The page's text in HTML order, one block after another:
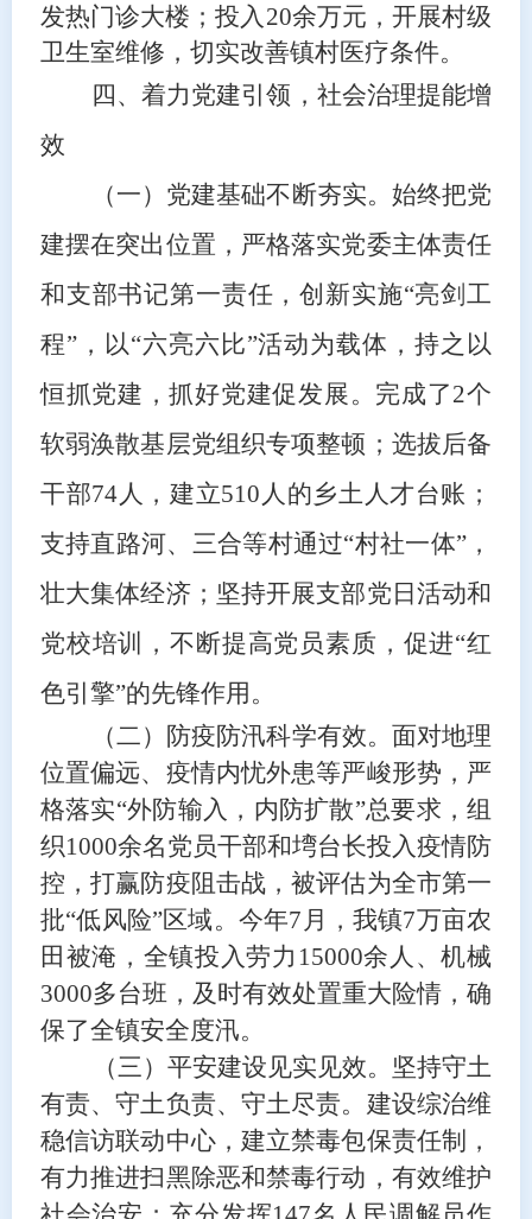
发热门诊大楼；投入20余万元，开展村级
卫生室维修，切实改善镇村医疗条件。
四、着力党建引领，社会治理提能增
效
（一）党建基础不断夯实。 始终把党
建摆在突出位置 ， 严格落实党委主体责任
和支部书记第一责任 ，创新实施“亮剑工
程”， 以“六亮六比”活动为载体 ，持之以
恒抓党建，抓好党建促发展。 完成了2个
软弱涣散基层党组织专项整顿 ； 选拔后备
干部74人 ，建立510人 的乡土人才台账 ；
支持直路河、三合等村通过“村社一体”，
壮大集体经济；坚持开展支部党日活动和
党校培训
，不断提高党员素质， 促进“红
色引擎”的先锋作用 。
（二） 防疫防汛科学有效。 面对地理
位置偏远、疫情内忧外患等严峻形势， 严
格落实“外防输入，内防扩散”总要求，组
织1000余名党员干部和塆台长投入疫情防
控，打赢防疫阻击战，被评估为全市第一
批“低风险”区域。今年7月 ，我镇7万亩农
田被淹，全镇投入劳力15000余人、机械
3000多台班，及时有效处置重大险情 ，确
保了全镇安全度汛。
（三）平安建设见实见效。 坚持守土
有责、守土负责、守土尽责。建设综治维
稳信访联动中心，建立禁毒包保责任制，
有力推进扫黑除恶和禁毒行动， 有效维护